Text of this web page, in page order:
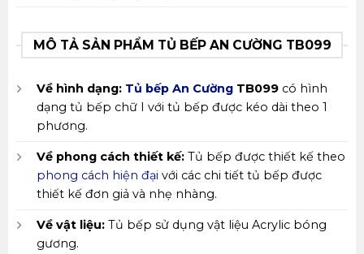
MÔ TẢ SẢN PHẨM TỦ BẾP AN CƯỜNG TB099
Về hình dạng: Tủ bếp An CườngTB099có hình
dạng tủ bếp chữ I với tủ bếp được kéo dài theo 1
phương.
Về phong cách thiết kế:Tủ bếp được thiết kế theo
phong cách hiện đại với các chi tiết tủ bếp được
thiết kế đơn giả và nhẹ nhàng.
Về vật liệu:Tủ bếp sử dụng vật liệu Acrylic bóng
gương.